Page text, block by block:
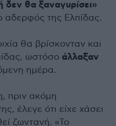
θα ξαναγυρίσει»
αδερφός της Ελπίδας.
θα βρίσκονταν και
ωστόσο άλλαξαν
ημέρα.
πριν ακόμη
έλεγε ότι είχε χάσει
ζωντανή. «Το